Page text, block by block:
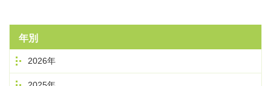
年別
2026年